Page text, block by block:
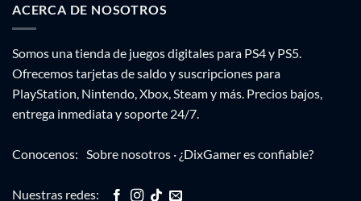
ACERCA DE NOSOTROS
Somos una tienda de juegos digitales para PS4 y PS5.
Ofrecemos tarjetas de saldo y suscripciones para
PlayStation, Nintendo, Xbox, Steam y más. Precios bajos,
entrega inmediata y soporte 24/7.
Conocenos: Sobre nosotros · ¿DixGamer es confiable?
Nuestras redes: